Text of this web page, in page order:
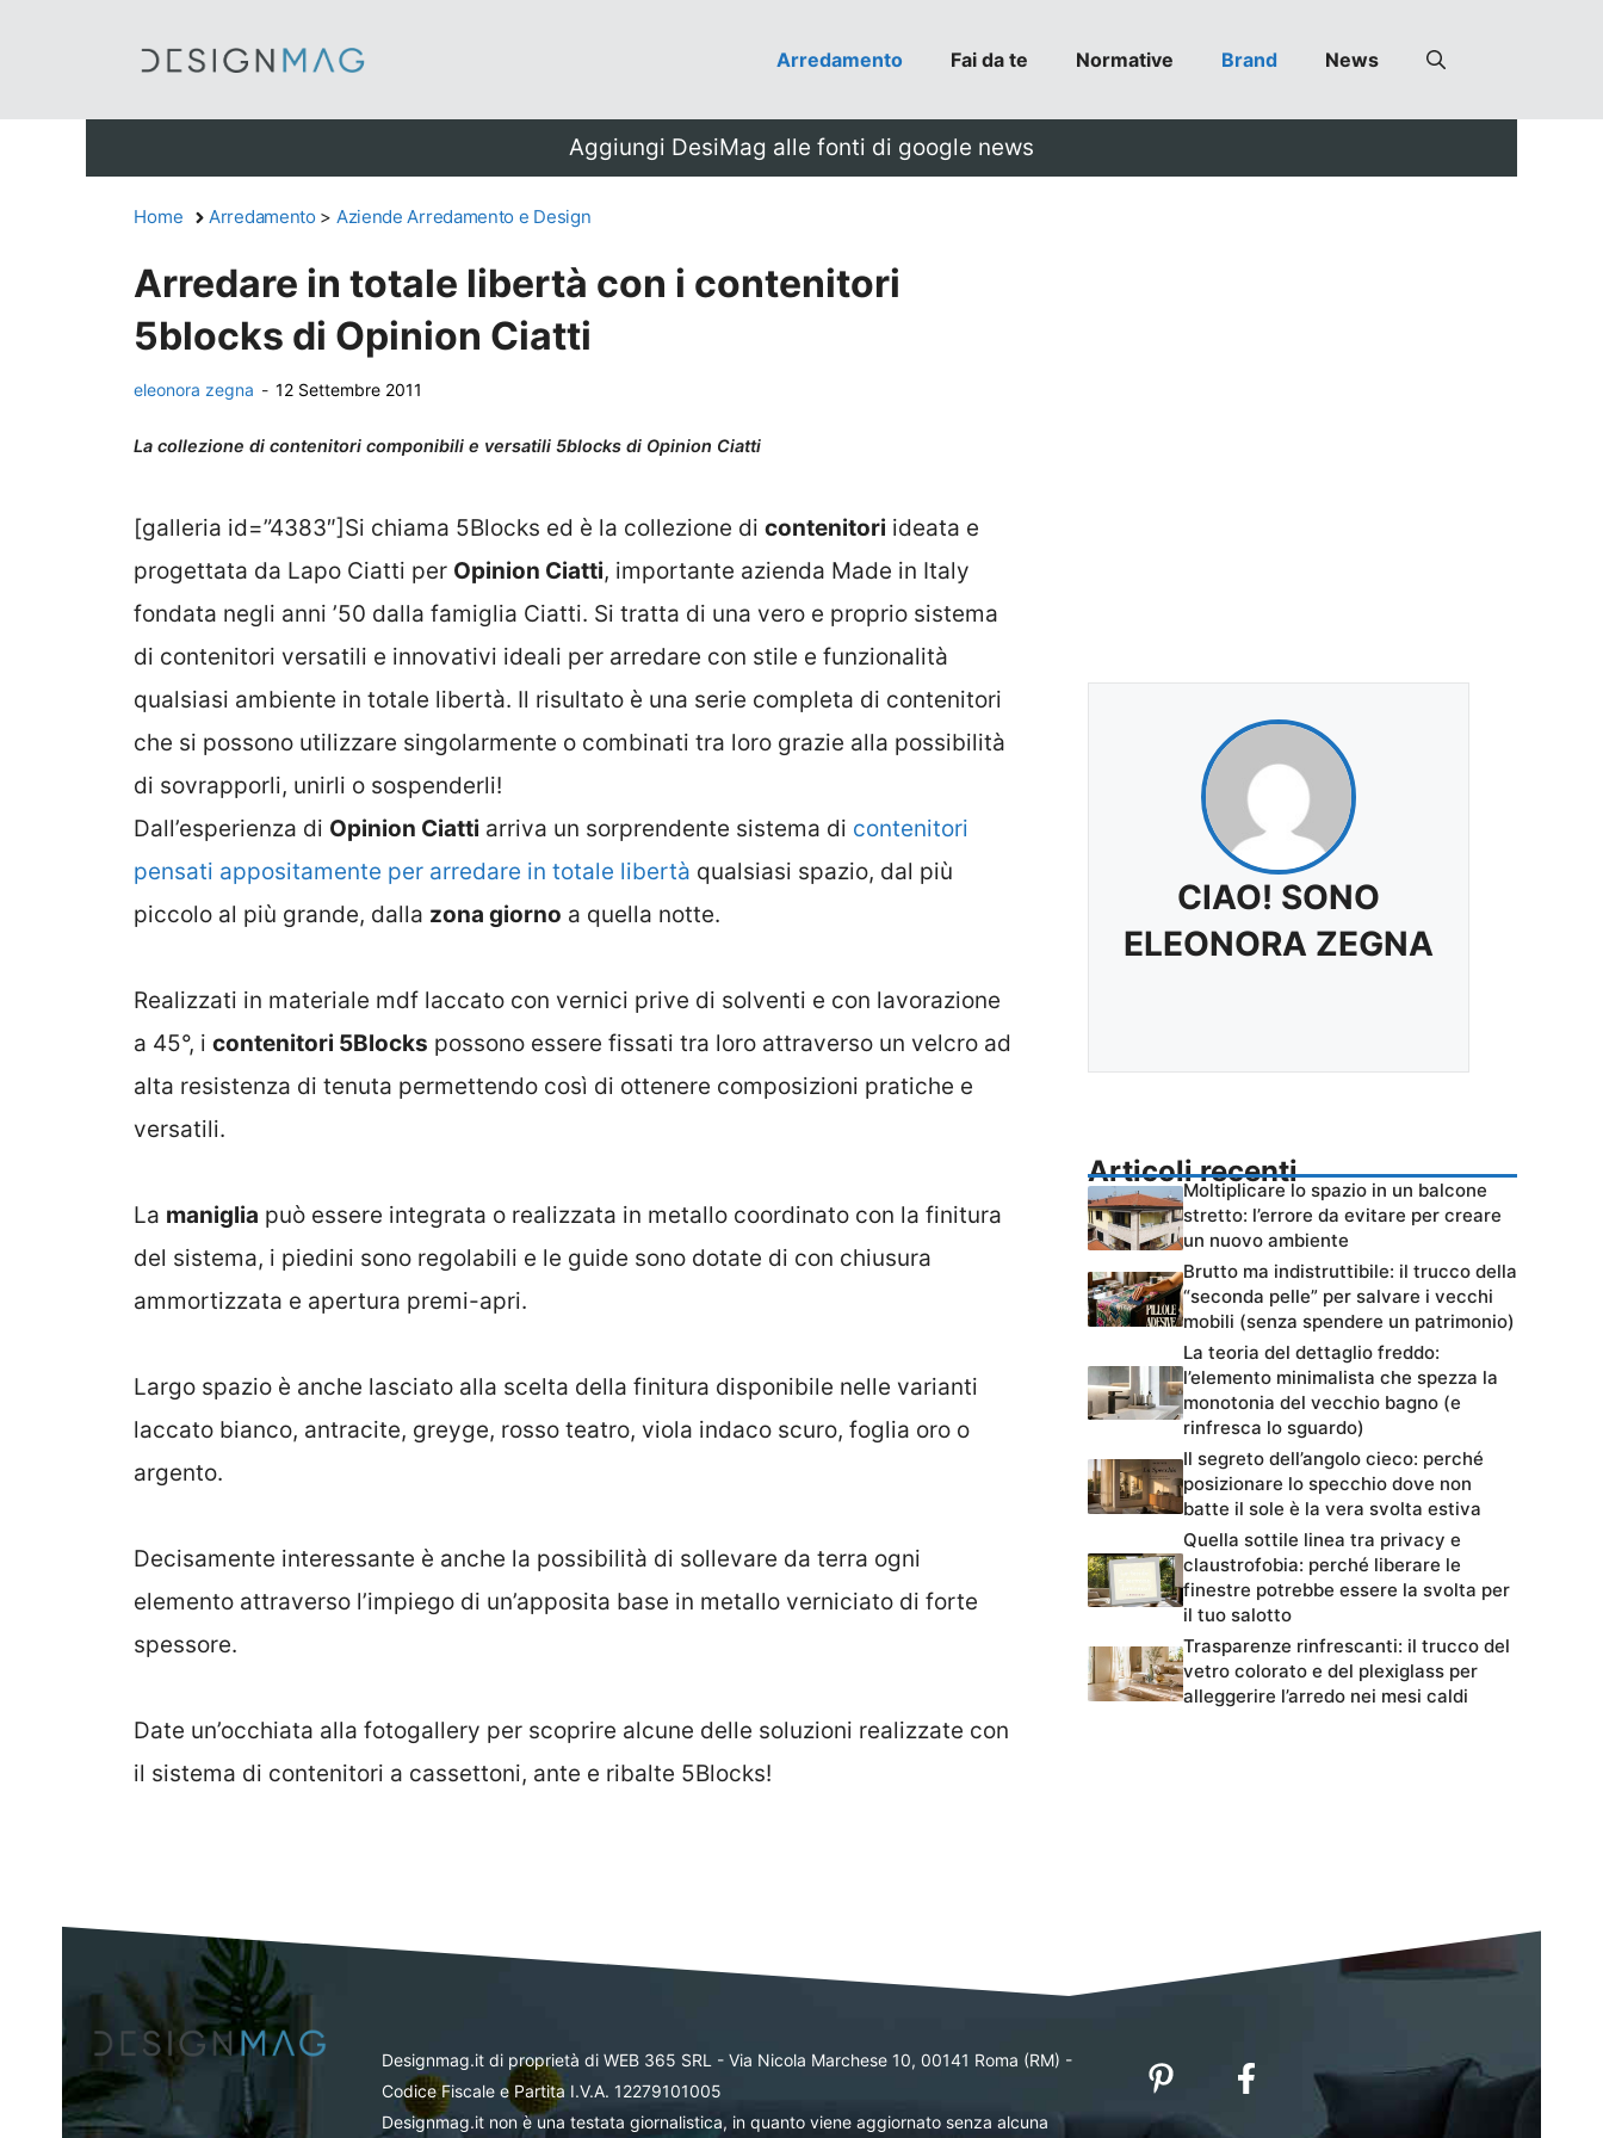
Arredamento Fai da te Normative Brand News
Aggiungi DesiMag alle fonti di google news
Home Arredamento > Aziende Arredamento e Design
Arredare in totale libertà con i contenitori
5blocks di Opinion Ciatti
eleonora zegna - 12 Settembre 2011
La collezione di contenitori componibili e versatili 5blocks di Opinion Ciatti
[galleria id=”4383″]Si chiama 5Blocks ed è la collezione di contenitori ideata e
progettata da Lapo Ciatti per Opinion Ciatti, importante azienda Made in Italy
fondata negli anni ’50 dalla famiglia Ciatti. Si tratta di una vero e proprio sistema
di contenitori versatili e innovativi ideali per arredare con stile e funzionalità
qualsiasi ambiente in totale libertà. Il risultato è una serie completa di contenitori
che si possono utilizzare singolarmente o combinati tra loro grazie alla possibilità
di sovrapporli, unirli o sospenderli!
Dall’esperienza di Opinion Ciatti arriva un sorprendente sistema di contenitori
pensati appositamente per arredare in totale libertà qualsiasi spazio, dal più
piccolo al più grande, dalla zona giorno a quella notte.
Realizzati in materiale mdf laccato con vernici prive di solventi e con lavorazione
a 45°, i contenitori 5Blocks possono essere fissati tra loro attraverso un velcro ad
alta resistenza di tenuta permettendo così di ottenere composizioni pratiche e
versatili.
La maniglia può essere integrata o realizzata in metallo coordinato con la finitura
del sistema, i piedini sono regolabili e le guide sono dotate di con chiusura
ammortizzata e apertura premi-apri.
Largo spazio è anche lasciato alla scelta della finitura disponibile nelle varianti
laccato bianco, antracite, greyge, rosso teatro, viola indaco scuro, foglia oro o
argento.
Decisamente interessante è anche la possibilità di sollevare da terra ogni
elemento attraverso l’impiego di un’apposita base in metallo verniciato di forte
spessore.
Date un’occhiata alla fotogallery per scoprire alcune delle soluzioni realizzate con
il sistema di contenitori a cassettoni, ante e ribalte 5Blocks!
CIAO! SONO
ELEONORA ZEGNA
Articoli recenti
Moltiplicare lo spazio in un balcone
stretto: l’errore da evitare per creare
un nuovo ambiente
Brutto ma indistruttibile: il trucco della
“seconda pelle” per salvare i vecchi
mobili (senza spendere un patrimonio)
La teoria del dettaglio freddo:
l’elemento minimalista che spezza la
monotonia del vecchio bagno (e
rinfresca lo sguardo)
Il segreto dell’angolo cieco: perché
posizionare lo specchio dove non
batte il sole è la vera svolta estiva
Quella sottile linea tra privacy e
claustrofobia: perché liberare le
finestre potrebbe essere la svolta per
il tuo salotto
Trasparenze rinfrescanti: il trucco del
vetro colorato e del plexiglass per
alleggerire l’arredo nei mesi caldi
Designmag.it di proprietà di WEB 365 SRL - Via Nicola Marchese 10, 00141 Roma (RM) -
Codice Fiscale e Partita I.V.A. 12279101005
Designmag.it non è una testata giornalistica, in quanto viene aggiornato senza alcuna